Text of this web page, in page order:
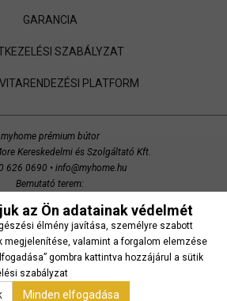
az Ön adatainak védelmét
élmény javítása, személyre szabott
megjelenítése, valamint a forgalom elemzése
gombra kattintva hozzájárul a sütik
szabályzat
Minden elfogadása
GARANCIA
SZABÁLYZAT
PLATFORM
myhome prémium bútor
Kereskedelmi és Szolgáltató Kft.
626 0690 • info@myhome.hu
Bemutató terem:
and More. minden jog fenntartva.
Süti beállítások